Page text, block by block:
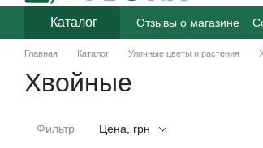
Каталог Отзывы о магазине
Пользовательское
Главная Каталог Уличные цветы и растения
Хвойные
Фильтр Цена, грн